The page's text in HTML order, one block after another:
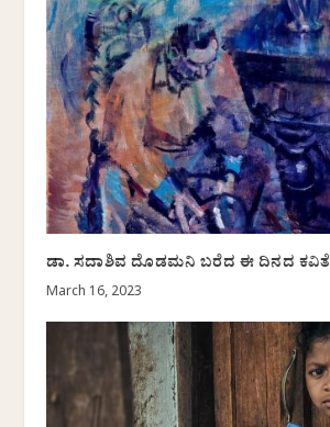
ಡಾ. ಸದಾಶಿವ ದೊಡಮನಿ ಬರೆದ ಈ ದಿನದ ಕವಿತೆ
March 16, 2023